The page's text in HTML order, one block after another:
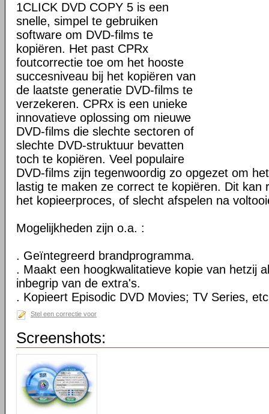
1CLICK DVD COPY 5 is een
snelle, simpel te gebruiken
software om DVD-films te
kopiëren. Het past CPRx
foutcorrectie toe om het hooste
succesniveau bij het kopiëren van
de laatste generatie DVD-films te
verzekeren. CPRx is een unieke
innovatieve oplossing om nieuwe
DVD-films die slechte sectoren of
slechte DVD-struktuur bevatten
toch te kopiëren. Veel populaire
DVD-films zijn tegenwoordig zo opgezet om
lastig te maken ze correct te kopiëren. Dit kan
het kopieerproces, of slecht afspelen na
Mogelijkheden zijn o.a. :
. Geïntegreerd brandprogramma.
. Maakt een hoogkwalitatieve kopie van hetzij
inbegrip van de extra's.
. Kopieert Episodic DVD Movies; TV Series,
Stel een correctie voor
Screenshots: